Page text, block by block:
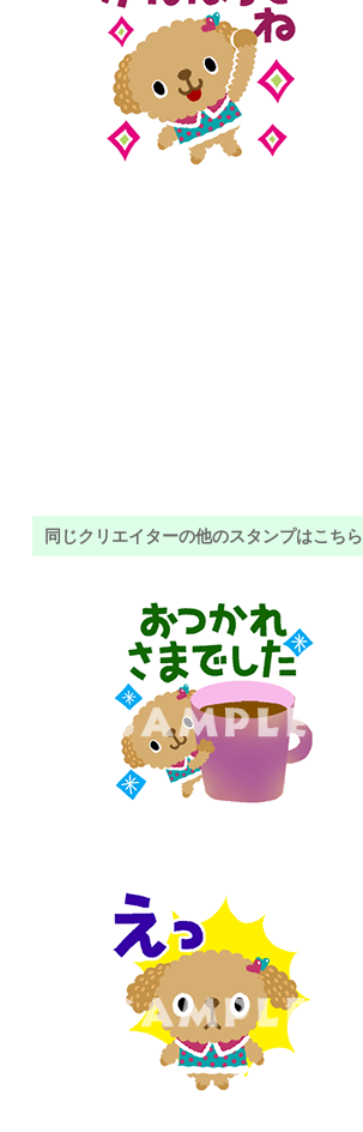
同じクリエイターの他のスタンプはこちら